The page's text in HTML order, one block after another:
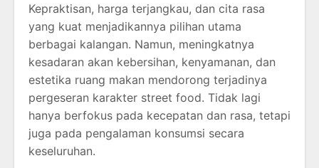
Kepraktisan, harga terjangkau, dan cita rasa
yang kuat menjadikannya pilihan utama
berbagai kalangan. Namun, meningkatnya
kesadaran akan kebersihan, kenyamanan, dan
estetika ruang makan mendorong terjadinya
pergeseran karakter street food. Tidak lagi
hanya berfokus pada kecepatan dan rasa, tetapi
juga pada pengalaman konsumsi secara
keseluruhan.